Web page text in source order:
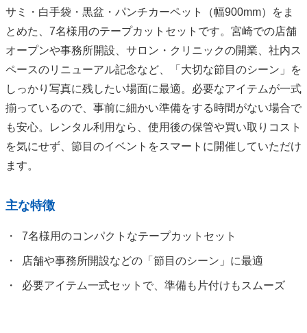
サミ・白手袋・黒盆・パンチカーペット（幅900mm）をま
とめた、7名様用のテープカットセットです。宮崎での店舗
オープンや事務所開設、サロン・クリニックの開業、社内ス
ペースのリニューアル記念など、「大切な節目のシーン」を
しっかり写真に残したい場面に最適。必要なアイテムが一式
揃っているので、事前に細かい準備をする時間がない場合で
も安心。レンタル利用なら、使用後の保管や買い取りコスト
を気にせず、節目のイベントをスマートに開催していただけ
ます。
主な特徴
7名様用のコンパクトなテープカットセット
店舗や事務所開設などの「節目のシーン」に最適
必要アイテム一式セットで、準備も片付けもスムーズ